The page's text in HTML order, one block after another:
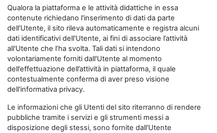
Qualora la piattaforma e le attività didattiche in essa
contenute richiedano l'inserimento di dati da parte
dell’Utente, il sito rileva automaticamente e registra alcuni
dati identificativi dell'Utente, ai fini di associare l’attività
all'Utente che l’ha svolta. Tali dati si intendono
volontariamente forniti dall'Utente al momento
dell’effettuazione dell’attività in piattaforma, il quale
contestualmente conferma di aver preso visione
dell'informativa privacy.
Le informazioni che gli Utenti del sito riterranno di rendere
pubbliche tramite i servizi e gli strumenti messi a
disposizione degli stessi, sono fornite dall'Utente